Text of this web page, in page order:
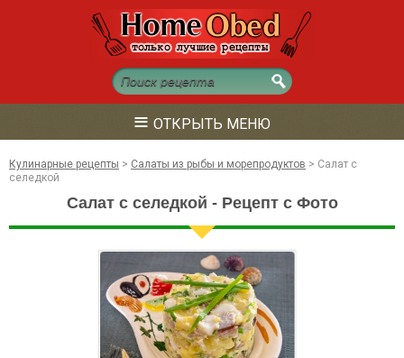
≡ ОТКРЫТЬ МЕНЮ
Кулинарные рецепты > Салаты из рыбы и морепродуктов > Салат с
селедкой
Салат с селедкой - Рецепт с Фото